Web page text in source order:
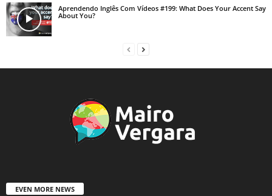
Aprendendo Inglês Com Vídeos #199: What Does Your Accent Say
About You?
EVEN MORE NEWS